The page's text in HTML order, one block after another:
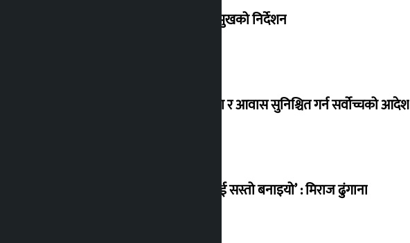
संसद् बैठकमा कालो चस्मा नलगाउन सभामुखको निर्देशन
विस्थापित सुकुम्वासी बालबालिकाको शिक्षा र आवास सुनिश्चित गर्न सर्वोच्चको आदेश
‘सानो घटनामा पनि सडकमा उतारेर सेनालाई सस्तो बनाइयो’ : मिराज ढुंगाना